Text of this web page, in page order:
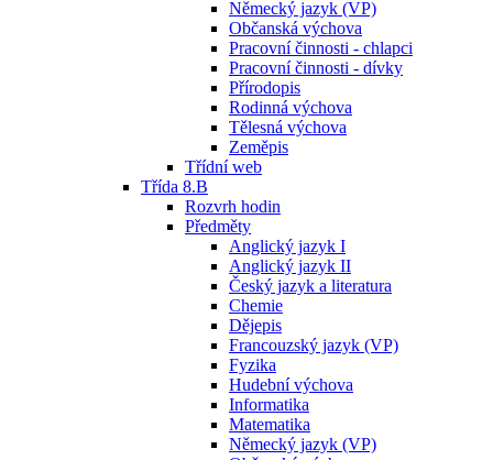
Německý jazyk (VP)
Občanská výchova
Pracovní činnosti - chlapci
Pracovní činnosti - dívky
Přírodopis
Rodinná výchova
Tělesná výchova
Zeměpis
Třídní web
Třída 8.B
Rozvrh hodin
Předměty
Anglický jazyk I
Anglický jazyk II
Český jazyk a literatura
Chemie
Dějepis
Francouzský jazyk (VP)
Fyzika
Hudební výchova
Informatika
Matematika
Německý jazyk (VP)